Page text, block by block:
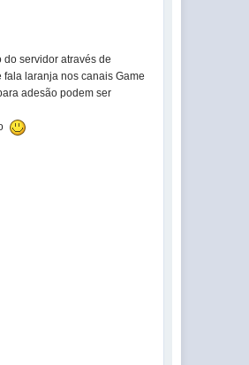
servidor através de
fala laranja nos canais Game
adesão podem ser